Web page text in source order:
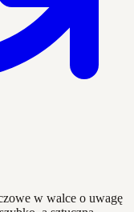
w walce o uwagę